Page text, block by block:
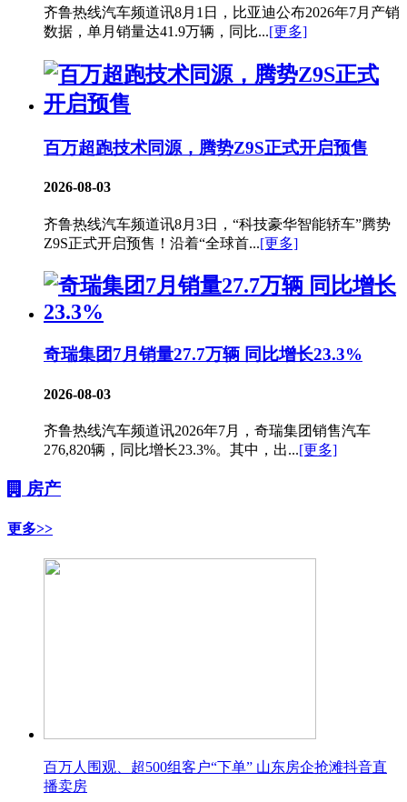
齐鲁热线汽车频道讯8月1日，比亚迪公布2026年7月产销
数据，单月销量达41.9万辆，同比...[更多]
百万超跑技术同源，腾势Z9S正式开启预售
2026-08-03
齐鲁热线汽车频道讯8月3日，“科技豪华智能轿车”腾势
Z9S正式开启预售！沿着“全球首...[更多]
奇瑞集团7月销量27.7万辆 同比增长23.3%
2026-08-03
齐鲁热线汽车频道讯2026年7月，奇瑞集团销售汽车
276,820辆，同比增长23.3%。其中，出...[更多]
房产
更多>>
百万人围观、超500组客户“下单” 山东房企抢滩抖音直
播卖房